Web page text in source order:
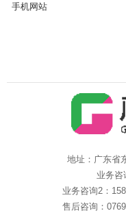
手机网站
地址：广东省
业务
业务咨询2：
售后咨询：